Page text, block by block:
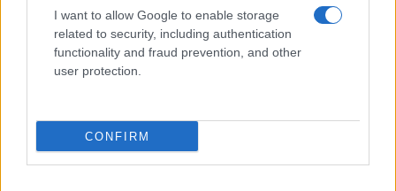
I want to allow Google to enable storage
related to security, including authentication
functionality and fraud prevention, and other
user protection.
CONFIRM
LEGOLVASOTTABBAK
iPhone 18 bemutató dátum - ekkor rántja le a leplet az
Apple az új csúcsmobilokról